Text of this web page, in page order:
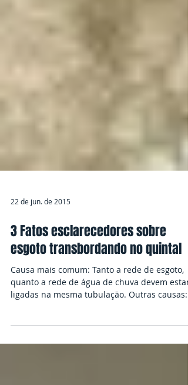
22 de jun. de 2015
3 Fatos esclarecedores sobre
esgoto transbordando no quintal
Causa mais comum: Tanto a rede de esgoto,
ligadas na mesma tubulação. Outras causas: